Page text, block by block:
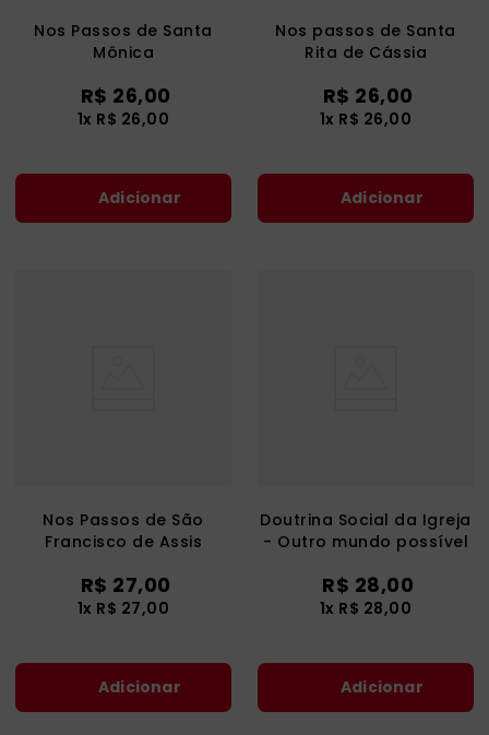
Nos Passos de Santa
Mônica
R$ 26,00
1x R$ 26,00
Adicionar
Nos passos de Santa
Rita de Cássia
R$ 26,00
1x R$ 26,00
Adicionar
Nos Passos de São
Francisco de Assis
R$ 27,00
1x R$ 27,00
Adicionar
Doutrina Social da Igreja
- Outro mundo possível
R$ 28,00
1x R$ 28,00
Adicionar